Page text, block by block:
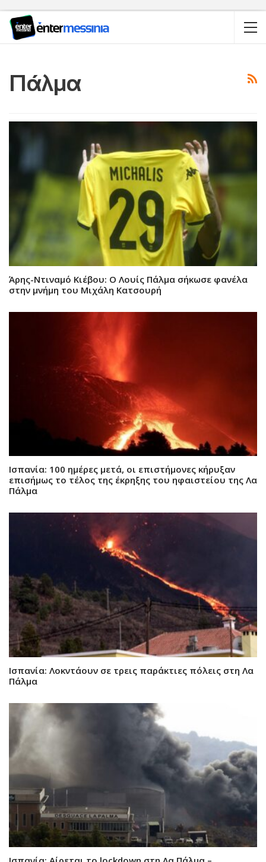
Πάλμα
Άρης-Ντιναμό Κιέβου: Ο Λουίς Πάλμα σήκωσε φανέλα
στην μνήμη του Μιχάλη Κατσουρή
Ισπανία: 100 ημέρες μετά, οι επιστήμονες κήρυξαν
επισήμως το τέλος της έκρηξης του ηφαιστείου της Λα
Πάλμα
Ισπανία: Λοκντάουν σε τρεις παράκτιες πόλεις στη Λα
Πάλμα